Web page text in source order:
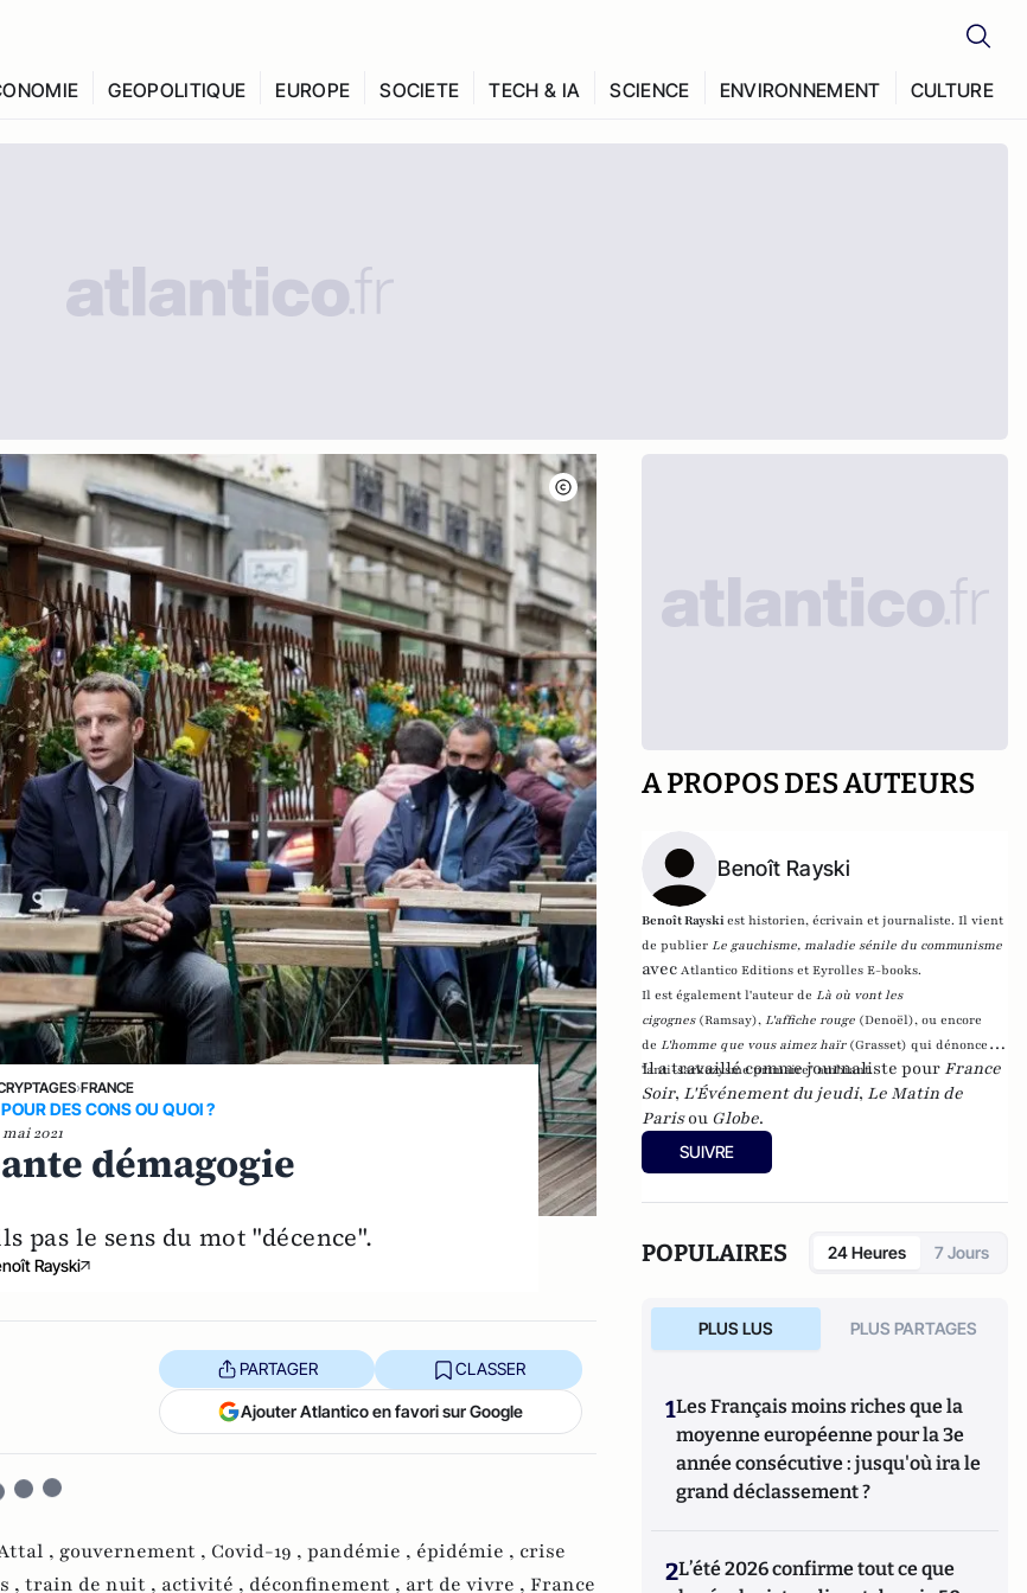
GEOPOLITIQUE EUROPE SOCIETE TECH & IA SCIENCE ENVIRONNEMENT CULTURE
›FRANCE
DES CONS OU QUOI ?
mai 2021
démagogie
pas le sens du mot "décence".
Rayski
PARTAGER CLASSER
Ajouter Atlantico en favori sur Google
, gouvernement , Covid-19 , pandémie , épidémie , crise
, train de nuit , activité , déconfinement , art de vivre , France
A PROPOS DES AUTEURS
Benoît Rayski
Benoît Rayskiest historien, écrivain et journaliste. Il vient
de publierLe gauchisme, maladie sénile du communisme
avecAtlantico Editions et Eyrolles E-books.
Il est également l'auteur deLà où vont les
cigognes (Ramsay),L'affiche rouge (Denoël), ou encore
deL'homme que vous aimez haïr (Grasset) qui dénonce l'
"anti-sarkozysme primaire" ambiant.
Il a travaillé comme journaliste pour France
Soir, L'Événement du jeudi, Le Matin de
Parisou Globe.
SUIVRE
POPULAIRES 24 Heures 7 Jours
PLUS LUS PLUS PARTAGES
1Les Français moins riches que la
moyenne européenne pour la 3e
année consécutive : jusqu'où ira le
grand déclassement ?
2L’été 2026 confirme tout ce que